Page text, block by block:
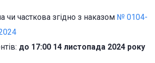
чи часткова згідно з наказом № 0104-
до 17:00 14 листопада 2024 року